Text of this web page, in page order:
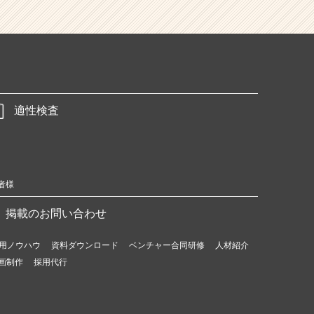
適性検査
様
掲載のお問い合わせ
ノウハウ 資料ダウンロード ベンチャー合同研修
人材紹介
制作
採用代行